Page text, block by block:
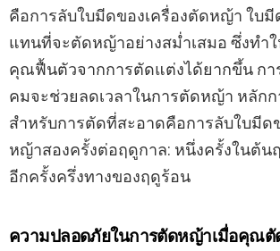
คือการลับใบมีดของเครื่องตัดหญ้า ใบ
แทนที่จะตัดหญ้าอย่างสม่ำเสมอ ซึ่งทำ
คุณฟื้นตัวจากการตัดแต่งได้ยากขึ้น กา
คมจะช่วยลดเวลาในการตัดหญ้า หลักก
สำหรับการตัดที่สะอาดคือการลับใบมีด
หญ้าสองครั้งต่อฤดูกาล: หนึ่งครั้งในต้น
อีกครั้งครึ่งทางของฤดูร้อน
ความปลอดภัยในการตัดหญ้าเมื่อคุณ